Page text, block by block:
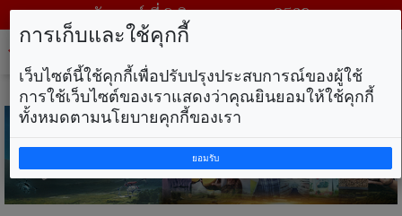
วันเสาร์ ที่ 8 สิงหาคม พ.ศ. 2569
การเก็บและใช้คุกกี้
เว็บไซต์นี้ใช้คุกกี้เพื่อปรับปรุงประสบการณ์ของผู้ใช้
การใช้เว็บไซต์ของเราแสดงว่าคุณยินยอมให้ใช้คุกกี้
ทั้งหมดตามนโยบายคุกกี้ของเรา
ยอมรับ